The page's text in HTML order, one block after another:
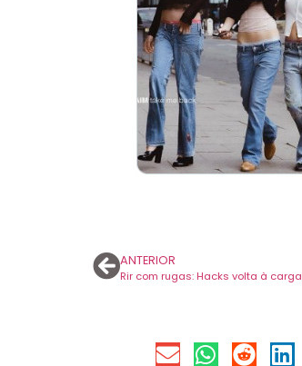
ANTERIOR
Rir com rugas: Hacks volta à carga